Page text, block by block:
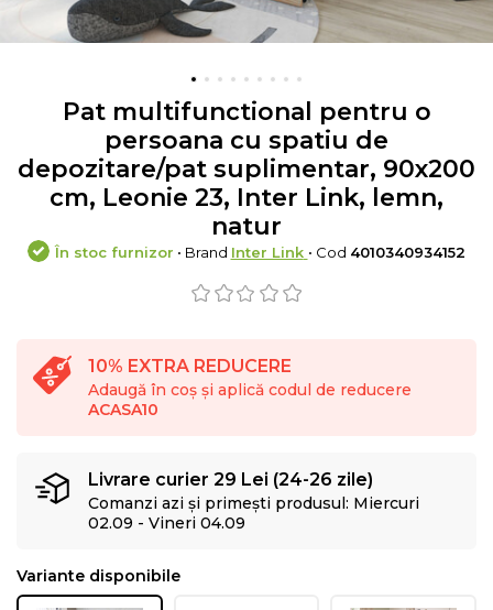
Pat multifunctional pentru o
persoana cu spatiu de
depozitare/pat suplimentar, 90x200
cm, Leonie 23, Inter Link, lemn,
natur
În stoc furnizor • Brand Inter Link • Cod 4010340934152
10% EXTRA REDUCERE
Adaugă în coș și aplică codul de reducere
ACASA10
Livrare curier 29 Lei (24-26 zile)
Comanzi azi și primești produsul: Miercuri
02.09 - Vineri 04.09
Variante disponibile